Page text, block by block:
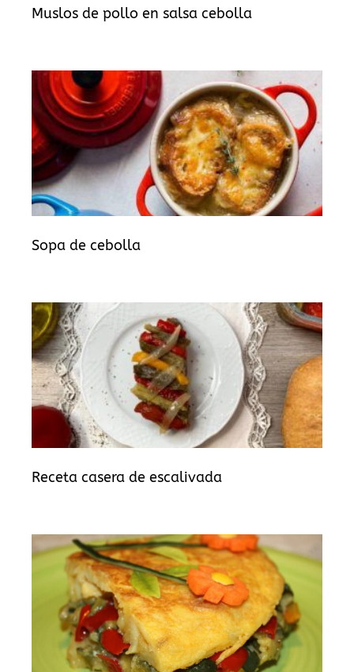
Muslos de pollo en salsa cebolla
Sopa de cebolla
Receta casera de escalivada